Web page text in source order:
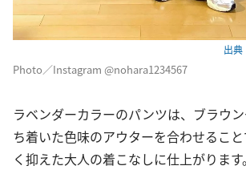
出
Photo／Instagram @nohara1234567
ラベンダーカラーのパンツは、ブラウ
ち着いた色味のアウターを合わせるこ
く抑えた大人の着こなしに仕上がります。